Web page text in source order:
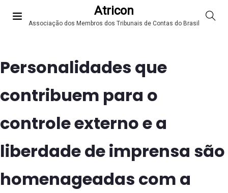
Atricon
Associação dos Membros dos Tribunais de Contas do Brasil
Personalidades que
contribuem para o
controle externo e a
liberdade de imprensa são
homenageadas com a